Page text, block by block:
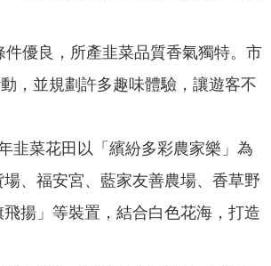
優良，所產韭菜品質香氣獨特。市
，並規劃許多趣味體驗，讓遊客不
韭菜花田以「繽紛多彩農家樂」為
、福安宮、藍家友善農場、香草野
揚」等裝置，結合白色花海，打造